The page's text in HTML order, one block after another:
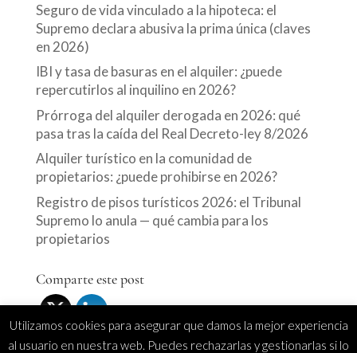
Seguro de vida vinculado a la hipoteca: el
Supremo declara abusiva la prima única (claves
en 2026)
IBI y tasa de basuras en el alquiler: ¿puede
repercutirlos al inquilino en 2026?
Prórroga del alquiler derogada en 2026: qué
pasa tras la caída del Real Decreto-ley 8/2026
Alquiler turístico en la comunidad de
propietarios: ¿puede prohibirse en 2026?
Registro de pisos turísticos 2026: el Tribunal
Supremo lo anula — qué cambia para los
propietarios
Comparte este post
Utilizamos cookies para asegurar que damos la mejor experiencia
al usuario en nuestra web. Puedes rechazarlas y gestionarlas si lo